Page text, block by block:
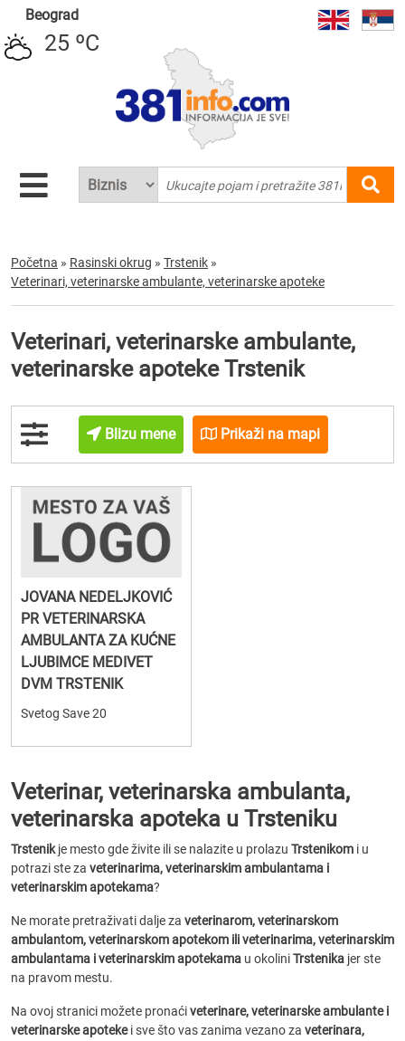
Beograd
25 ºC
Početna » Rasinski okrug » Trstenik »
Veterinari, veterinarske ambulante, veterinarske apoteke
Veterinari, veterinarske ambulante,
veterinarske apoteke Trstenik
Blizu mene Prikaži na mapi
JOVANA NEDELJKOVIĆ
PR VETERINARSKA
AMBULANTA ZA KUĆNE
LJUBIMCE MEDIVET
DVM TRSTENIK
Svetog Save 20
Veterinar, veterinarska ambulanta,
veterinarska apoteka u Trsteniku
Trstenikje mesto gde živite ili se nalazite u prolazu Trstenikom i u
potrazi ste za veterinarima, veterinarskim ambulantama i
veterinarskim apotekama?
Ne morate pretraživati dalje za veterinarom, veterinarskom
ambulantom, veterinarskom apotekom ili veterinarima, veterinarskim
ambulantama i veterinarskim apotekama u okoliniTrstenika jer ste
na pravom mestu.
Na ovoj stranici možete pronaćiveterinare, veterinarske ambulante i
veterinarske apotekei sve što vas zanima vezano za veterinara,